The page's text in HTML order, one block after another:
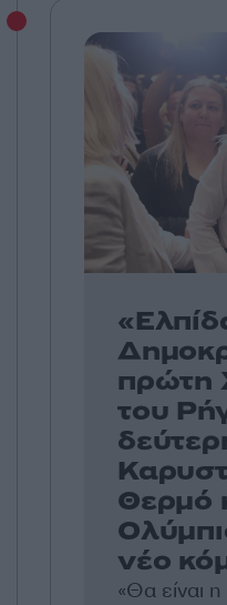
πρώτη
του
Θερμό
νέο
«Θα είναι